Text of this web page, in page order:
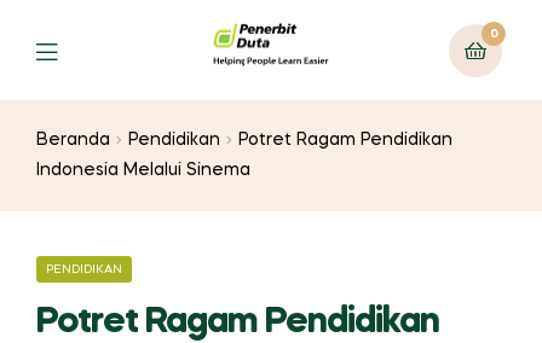
Menu
0
Beranda Pendidikan
Potret Ragam Pendidikan
Indonesia Melalui Sinema
CATEGORIES
PENDIDIKAN
Potret Ragam Pendidikan